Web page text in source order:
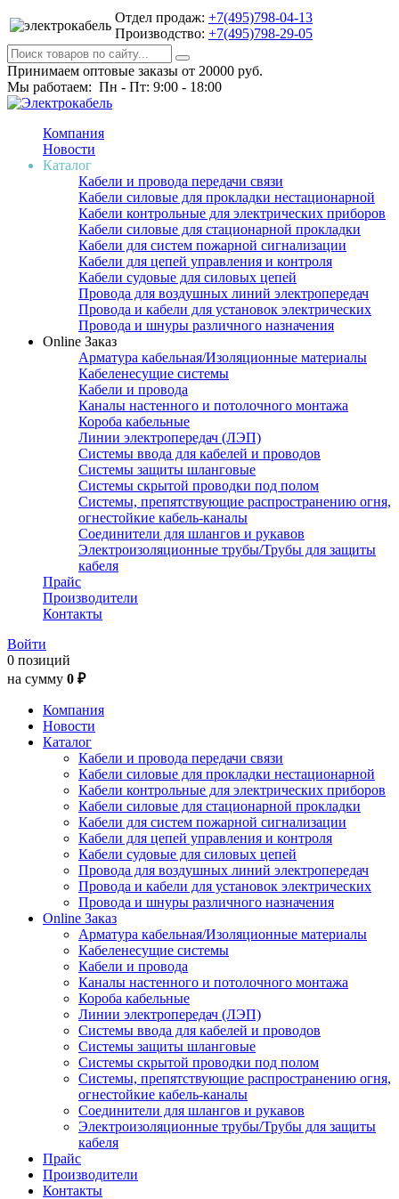
Отдел продаж: +7(495)798-04-13
Производство: +7(495)798-29-05
Принимаем оптовые заказы от 20000 руб.
Мы работаем: Пн - Пт: 9:00 - 18:00
Компания
Новости
Каталог
Кабели и провода передачи связи
Кабели силовые для прокладки нестационарной
Кабели контрольные для электрических приборов
Кабели силовые для стационарной прокладки
Кабели для систем пожарной сигнализации
Кабели для цепей управления и контроля
Кабели судовые для силовых цепей
Провода для воздушных линий электропередач
Провода и кабели для установок электрических
Провода и шнуры различного назначения
Online Заказ
Арматура кабельная/Изоляционные материалы
Кабеленесущие системы
Кабели и провода
Каналы настенного и потолочного монтажа
Короба кабельные
Линии электропередач (ЛЭП)
Системы ввода для кабелей и проводов
Системы защиты шланговые
Системы скрытой проводки под полом
Системы, препятствующие распространению огня,
огнестойкие кабель-каналы
Соединители для шлангов и рукавов
Электроизоляционные трубы/Трубы для защиты
кабеля
Прайс
Производители
Контакты
Войти
0 позиций
на сумму 0 ₽
Компания
Новости
Каталог
Кабели и провода передачи связи
Кабели силовые для прокладки нестационарной
Кабели контрольные для электрических приборов
Кабели силовые для стационарной прокладки
Кабели для систем пожарной сигнализации
Кабели для цепей управления и контроля
Кабели судовые для силовых цепей
Провода для воздушных линий электропередач
Провода и кабели для установок электрических
Провода и шнуры различного назначения
Online Заказ
Арматура кабельная/Изоляционные материалы
Кабеленесущие системы
Кабели и провода
Каналы настенного и потолочного монтажа
Короба кабельные
Линии электропередач (ЛЭП)
Системы ввода для кабелей и проводов
Системы защиты шланговые
Системы скрытой проводки под полом
Системы, препятствующие распространению огня,
огнестойкие кабель-каналы
Соединители для шлангов и рукавов
Электроизоляционные трубы/Трубы для защиты
кабеля
Прайс
Производители
Контакты